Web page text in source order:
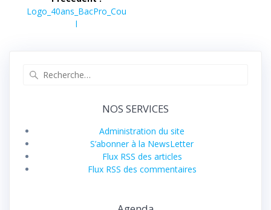
deArticle
Logo_40ans_BacPro_Cou
l
NOS SERVICES
Administration du site
S’abonner à la NewsLetter
Flux RSS des articles
Flux RSS des commentaires